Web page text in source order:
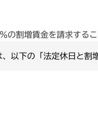
割増賃金を請求するこ
、以下の「法定休日と割